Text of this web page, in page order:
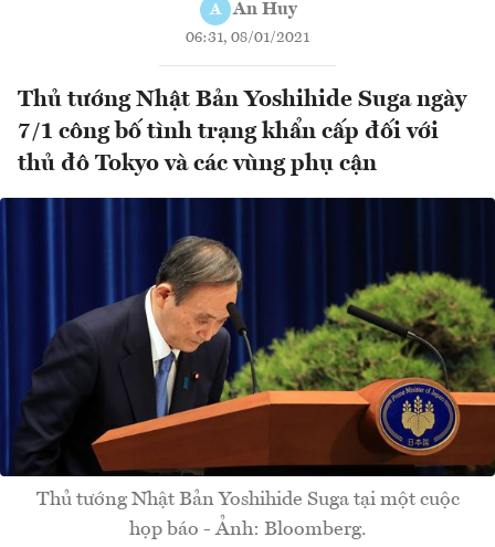
A An Huy
06:31, 08/01/2021
Thủ tướng Nhật Bản Yoshihide Suga ngày
7/1 công bố tình trạng khẩn cấp đối với
thủ đô Tokyo và các vùng phụ cận
Thủ tướng Nhật Bản Yoshihide Suga tại một cuộc
họp báo - Ảnh: Bloomberg.